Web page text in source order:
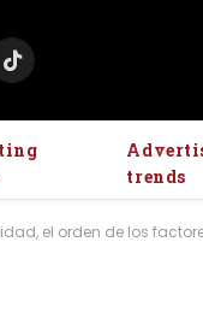
TikTok
trends
el orden de los